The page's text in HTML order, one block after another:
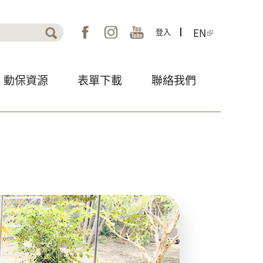
單 登入 EN
動保資源 表單下載 聯絡我們